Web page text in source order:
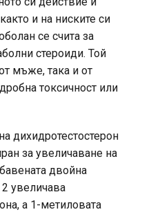
и на ниските си
се счита за
стероиди. Той
мъже, така и от
токсичност или
дихидротестостерон
за увеличаване на
двойна
увеличава
а 1-метиловата